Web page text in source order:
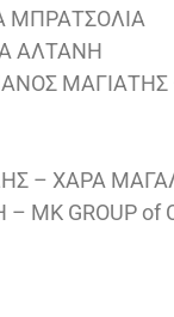
ΜΠΡΑΤΣΟΛΙΑ
ΑΛΤΑΝΗ
ΜΑΝΟΣ
– ΧΑΡΑ
MK GROUP of